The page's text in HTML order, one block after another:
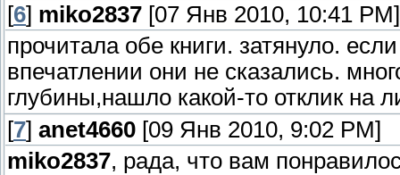
[6] miko2837 [07 Янв 2010, 10:41 PM]
прочитала обе книги. затянуло.
впечатлении они не сказались.
глубины,нашло какой-то отклик на
[7] anet4660 [09 Янв 2010, 9:02 PM]
miko2837, рада, что вам